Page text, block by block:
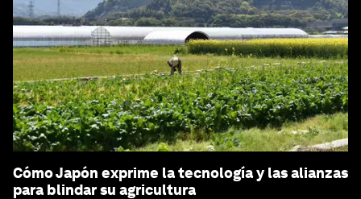
Cómo Japón exprime la tecnología y las alianzas
para blindar su agricultura